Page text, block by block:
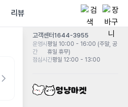
리뷰
고객센터1644-3955
운영시
간
평일 10:00 - 16:00 (주말, 공
휴일 휴무)
점심시간평일 12:00 - 13:00